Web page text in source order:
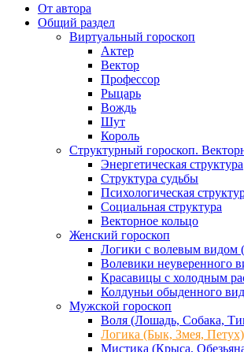
От автора
Общий раздел
Виртуальный гороскоп
Актер
Вектор
Профессор
Рыцарь
Вождь
Шут
Король
Структурный гороскоп.
Энергетическая структура
Структура судьбы
Психологическая
Социальная структура
Векторное кольцо
Женский гороскоп
Логики с волевым видом
Волевики неуверенного
Красавицы с холодным
Колдуньи обыденного
Мужской гороскоп
Воля (Лошадь, Собака,
Логика (Бык, Змея, Петух)
Мистика (Крыса,